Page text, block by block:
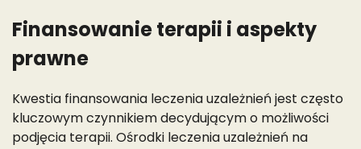
Finansowanie terapii i aspekty
prawne
Kwestia finansowania leczenia uzależnień jest często
kluczowym czynnikiem decydującym o możliwości
podjęcia terapii. Ośrodki leczenia uzależnień na